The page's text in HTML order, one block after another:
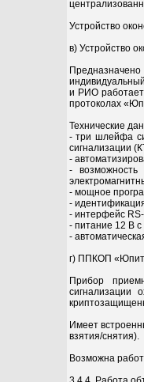
Устройство
в) Устройство
и РИО
протоколах
Технические
- три шлейфа
сигнализации
-
-
- мощное
-
- интерфейс
- питание 12 В
-
г) ППКОП
Прибор
Имеет
взятия/снятия).
Возможна